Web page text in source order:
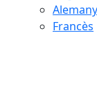
Alemany
Francès